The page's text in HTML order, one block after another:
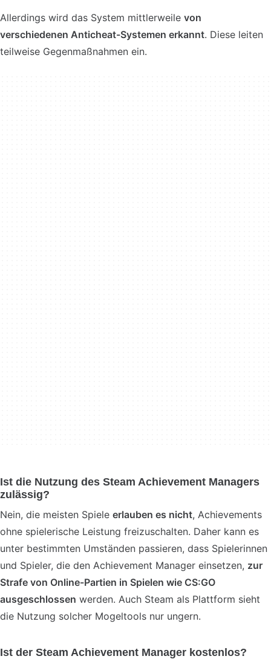
Allerdings wird das System mittlerweile von
verschiedenen Anticheat-Systemen erkannt. Diese leiten
teilweise Gegenmaßnahmen ein.
Ist die Nutzung des Steam Achievement Managers
zulässig?
Nein, die meisten Spiele erlauben es nicht, Achievements
ohne spielerische Leistung freizuschalten. Daher kann es
unter bestimmten Umständen passieren, dass Spielerinnen
und Spieler, die den Achievement Manager einsetzen, zur
Strafe von Online-Partien in Spielen wie CS:GO
ausgeschlossen werden. Auch Steam als Plattform sieht
die Nutzung solcher Mogeltools nur ungern.
Ist der Steam Achievement Manager kostenlos?